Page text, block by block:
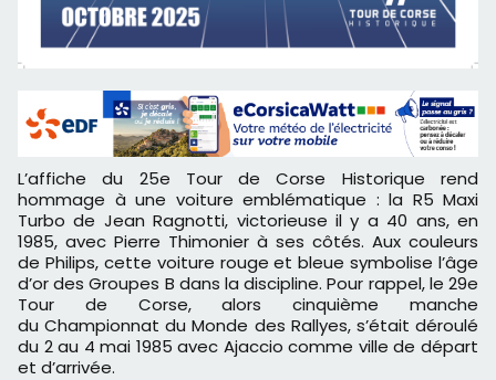
L’affiche du 25e Tour de Corse Historique rend
hommage à une voiture emblématique : la R5 Maxi
Turbo de Jean Ragnotti, victorieuse il y a 40 ans, en
1985, avec Pierre Thimonier à ses côtés. Aux couleurs
de Philips, cette voiture rouge et bleue symbolise l’âge
d’or des Groupes B dans la discipline. Pour rappel, le 29e
Tour de Corse, alors cinquième manche
du Championnat du Monde des Rallyes, s’était déroulé
du 2 au 4 mai 1985 avec Ajaccio comme ville de départ
et d’arrivée.